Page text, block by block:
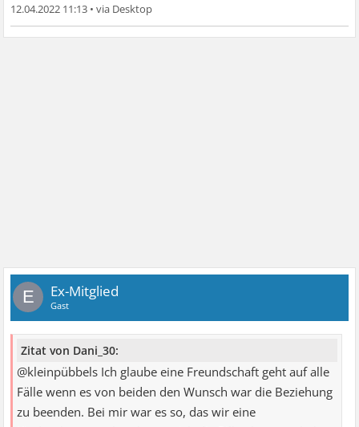
12.04.2022 11:13 •
E Ex-Mitglied
Gast
Zitat von Dani_30:
@kleinpübbels Ich glaube eine Freundschaft geht auf alle
Fälle wenn es von beiden den Wunsch war die Beziehung
zu beenden. Bei mir war es so, das wir eine